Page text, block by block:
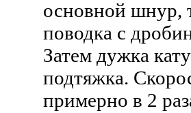
основной шнур,
поводка с
Затем дужка
подтяжка.
примерно в 2